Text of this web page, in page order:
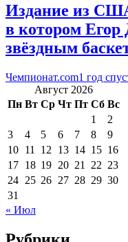
Издание из
в котором Егор
звёздным
Чемпионат.com1 год
Август 2026
Пн Вт Ср Чт Пт Сб Вс
1
2
3
4 5 6 7 8
9
10 11 12 13 14 15 16
17 18 19 20 21 22 23
24 25 26 27 28 29 30
31
« Июл